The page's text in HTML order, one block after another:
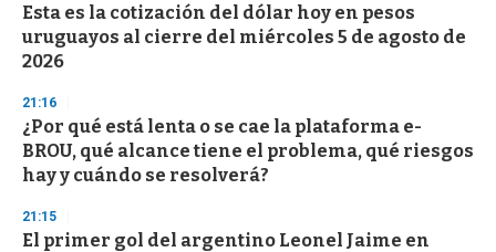
Esta es la cotización del dólar hoy en pesos
uruguayos al cierre del miércoles 5 de agosto de
2026
21:16
¿Por qué está lenta o se cae la plataforma e-
BROU, qué alcance tiene el problema, qué riesgos
hay y cuándo se resolverá?
21:15
El primer gol del argentino Leonel Jaime en